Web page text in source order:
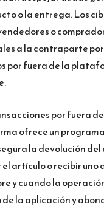
o la entrega. Los
o
a la contraparte
por fuera de la
por fuera
ofrece un
la devolución del
el artículo o recibir
y cuando la
la aplicación y